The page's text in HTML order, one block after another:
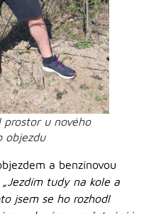
prostor u nového
objezdu
a benzínovou
„Jezdím tudy na kole a
jsem se ho rozhodl